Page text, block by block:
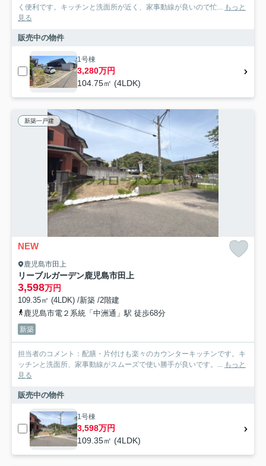
く便利です。キッチンと洗面所が近く、家事動線が良いので忙...
もっと
見る
販売中の物件
1号棟
3,280万円
104.75㎡ (4LDK)
新築一戸建
NEW
鹿児島市田上
リーブルガーデン鹿児島市田上
3,598万円
109.35㎡ (4LDK) /新築 /2階建
鹿児島市電２系統「中洲通」駅 徒歩68分
新築
担当者のコメント：配膳・片付けも楽々のカウンターキッチンです。キ
ッチンと洗面所、家事動線がスムーズで使い勝手が良いです。...
もっと
見る
販売中の物件
1号棟
3,598万円
109.35㎡ (4LDK)